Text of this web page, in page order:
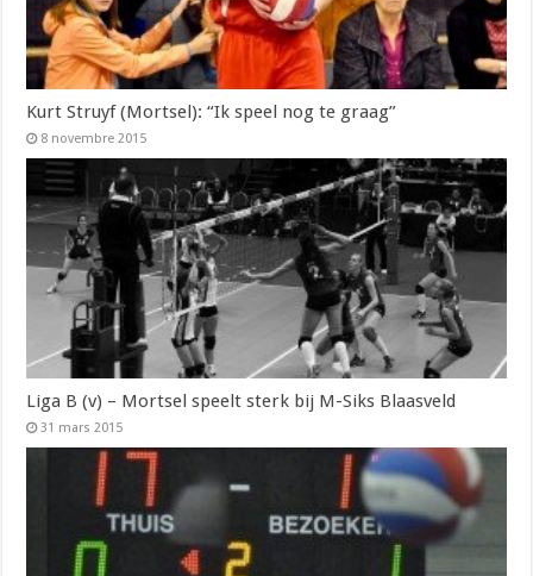
Kurt Struyf (Mortsel): “Ik speel nog te graag”
8 novembre 2015
Liga B (v) – Mortsel speelt sterk bij M-Siks Blaasveld
31 mars 2015